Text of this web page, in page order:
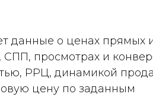
данные о ценах прямых
СПП, просмотрах и
РРЦ, динамикой
цену по заданным